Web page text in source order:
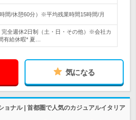
間/休憩60分）※平均残業時間15時間/月
完全週休2日制（土・日・その他）※会社カ
有給休暇* 夏…
気になる
ョナル | 首都圏で人気のカジュアルイタリア